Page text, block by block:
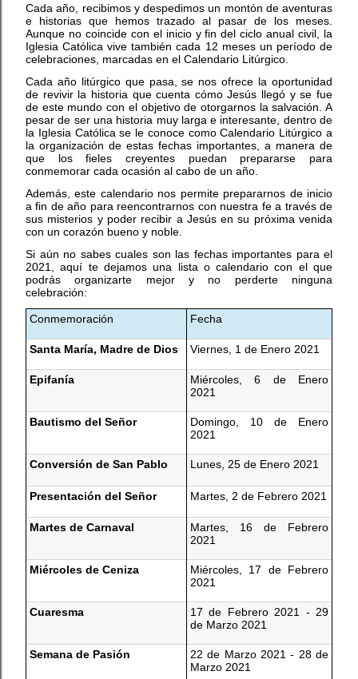
Cada año, recibimos y despedimos un montón de aventuras
e historias que hemos trazado al pasar de los meses.
Aunque no coincide con el inicio y fin del ciclo anual civil, la
Iglesia Católica vive también cada 12 meses un período de
celebraciones, marcadas en el Calendario Litúrgico.
Cada año litúrgico que pasa, se nos ofrece la oportunidad
de revivir la historia que cuenta cómo Jesús llegó y se fue
de este mundo con el objetivo de otorgarnos la salvación. A
pesar de ser una historia muy larga e interesante, dentro de
la Iglesia Católica se le conoce como Calendario Litúrgico a
la organización de estas fechas importantes, a manera de
que los fieles creyentes puedan prepararse para
conmemorar cada ocasión al cabo de un año.
Además, este calendario nos permite prepararnos de inicio
a fin de año para reencontrarnos con nuestra fe a través de
sus misterios y poder recibir a Jesús en su próxima venida
con un corazón bueno y noble.
Si aún no sabes cuales son las fechas importantes para el
2021, aquí te dejamos una lista o calendario con el que
podrás organizarte mejor y no perderte ninguna
celebración:
Conmemoración Fecha
Santa María, Madre de Dios Viernes, 1 de Enero 2021
Epifanía
Miércoles, 6 de Enero
2021
Bautismo del Señor
Domingo, 10 de Enero
2021
Conversión de San Pablo Lunes, 25 de Enero 2021
Presentación del Señor Martes, 2 de Febrero 2021
Martes de Carnaval
Martes, 16 de Febrero
2021
Miércoles de Ceniza
Miércoles, 17 de Febrero
2021
Cuaresma
17 de Febrero 2021 - 29
de Marzo 2021
Semana de Pasión
22 de Marzo 2021 - 28 de
Marzo 2021